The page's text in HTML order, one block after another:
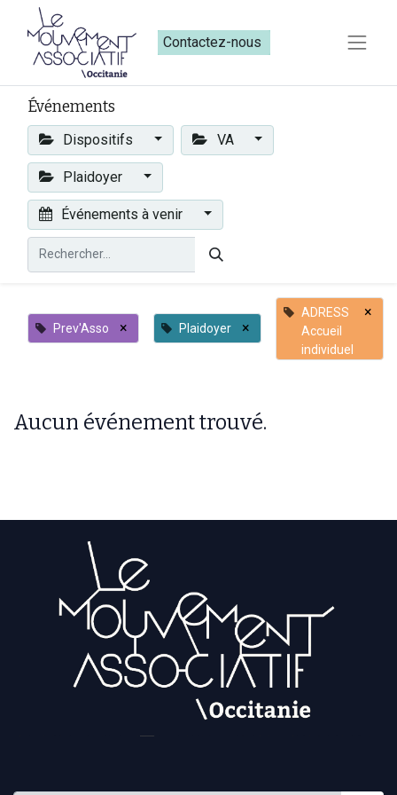
Contactez-nous​​
Événements
Dispositifs VA
Plaidoyer
Événements à venir
Prev'Asso × Plaidoyer ×
ADRESS
Accueil
individuel
×
Aucun événement trouvé.